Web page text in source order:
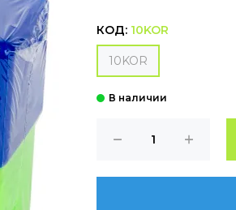
КОД: 10KOR
10KOR